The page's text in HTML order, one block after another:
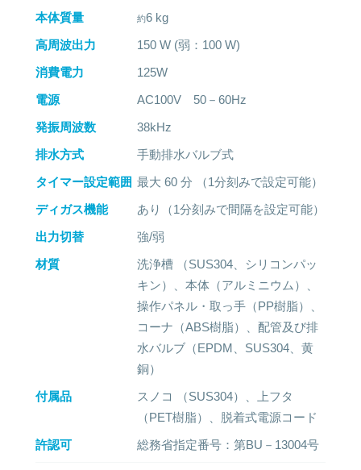
本体質量
6 kg
高周波出力
150 W (弱：100 W)
消費電力
125W
電源
AC100V 50－60Hz
発振周波数
38kHz
排水方式
手動排水バルブ式
タイマー設定範囲 最大 60 分 （1分刻みで設定可能）
ディガス機能
あり（1分刻みで間隔を設定可能）
出力切替
強/弱
材質
洗浄槽 （SUS304、シリコンパッ
キン）、本体（アルミニウム）、
操作パネル・取っ手（PP樹脂）、
コーナ（ABS樹脂）、配管及び排
水バルブ（EPDM、SUS304、黄
銅）
付属品
スノコ （SUS304）、上フタ
（PET樹脂）、脱着式電源コード
許認可
総務省指定番号：第BU－13004号